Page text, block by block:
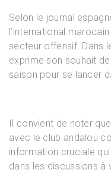
Selon le journal
l’international
secteur offensif. Dans
exprime son souhait
saison pour se lancer
Il convient de noter
avec le club andalou
information cruciale
dans les discussions à